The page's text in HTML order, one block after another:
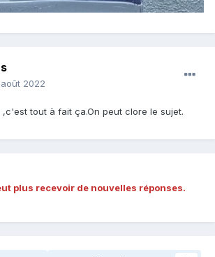
août 2022
,c'est tout à fait ça.On peut clore le sujet.
plus recevoir de nouvelles réponses.